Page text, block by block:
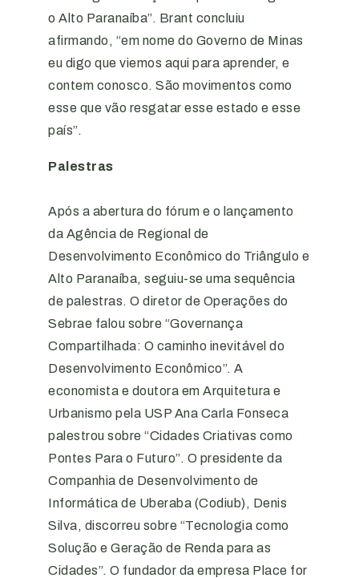
o Alto Paranaíba”. Brant concluiu
afirmando, “em nome do Governo de Minas
eu digo que viemos aqui para aprender, e
contem conosco. São movimentos como
esse que vão resgatar esse estado e esse
país”.
Palestras
Após a abertura do fórum e o lançamento
da Agência de Regional de
Desenvolvimento Econômico do Triângulo e
Alto Paranaíba, seguiu-se uma sequência
de palestras. O diretor de Operações do
Sebrae falou sobre “Governança
Compartilhada: O caminho inevitável do
Desenvolvimento Econômico”. A
economista e doutora em Arquitetura e
Urbanismo pela USP Ana Carla Fonseca
palestrou sobre “Cidades Criativas como
Pontes Para o Futuro”. O presidente da
Companhia de Desenvolvimento de
Informática de Uberaba (Codiub), Denis
Silva, discorreu sobre “Tecnologia como
Solução e Geração de Renda para as
Cidades”. O fundador da empresa Place for